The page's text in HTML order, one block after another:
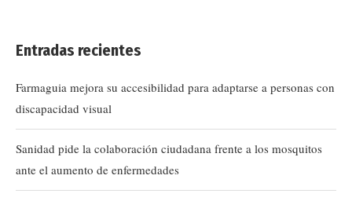
Entradas recientes
Farmaguia mejora su accesibilidad para adaptarse a personas con
discapacidad visual
Sanidad pide la colaboración ciudadana frente a los mosquitos
ante el aumento de enfermedades